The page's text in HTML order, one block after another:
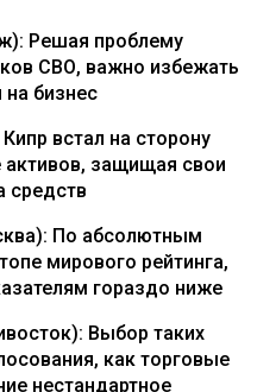
Решая проблему
СВО, важно избежать
на бизнес
встал на сторону
активов, защищая свои
средств
По абсолютным
мирового рейтинга,
гораздо ниже
Выбор таких
как торговые
нестандартное